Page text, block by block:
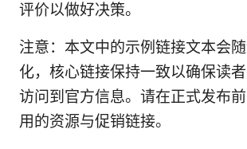
评价以做好决策。
注意：本文中的示例链接文本会
化，核心链接保持一致以确保读
访问到官方信息。请在正式发布
用的资源与促销链接。